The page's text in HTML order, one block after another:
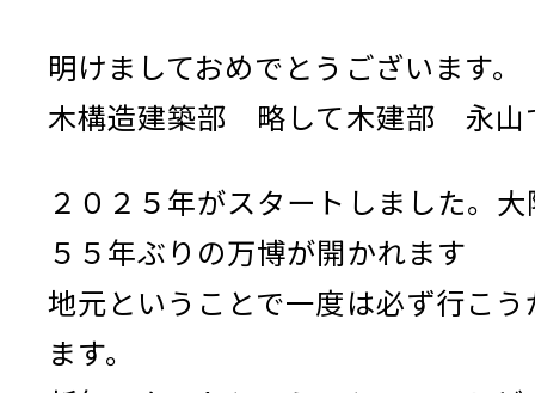
明けましておめでとうございます
木構造建築部 略して木建部 永山
２０２５年がスタートしました。
５５年ぶりの万博が開かれます
地元ということで一度は必ず行こ
ます。